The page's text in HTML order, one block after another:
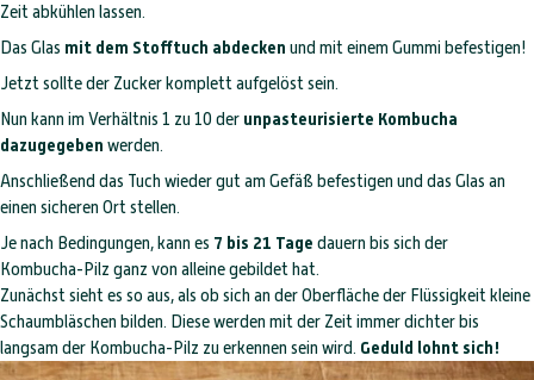
Zeit abkühlen lassen.
Das Glas mit dem Stofftuch abdecken und mit einem Gummi befestigen!
Jetzt sollte der Zucker komplett aufgelöst sein.
Nun kann im Verhältnis 1 zu 10 der unpasteurisierte Kombucha
dazugegeben werden.
Anschließend das Tuch wieder gut am Gefäß befestigen und das Glas an
einen sicheren Ort stellen.
Je nach Bedingungen, kann es 7 bis 21 Tage dauern bis sich der
Kombucha-Pilz ganz von alleine gebildet hat.
Zunächst sieht es so aus, als ob sich an der Oberfläche der Flüssigkeit kleine
Schaumbläschen bilden. Diese werden mit der Zeit immer dichter bis
langsam der Kombucha-Pilz zu erkennen sein wird. Geduld lohnt sich!